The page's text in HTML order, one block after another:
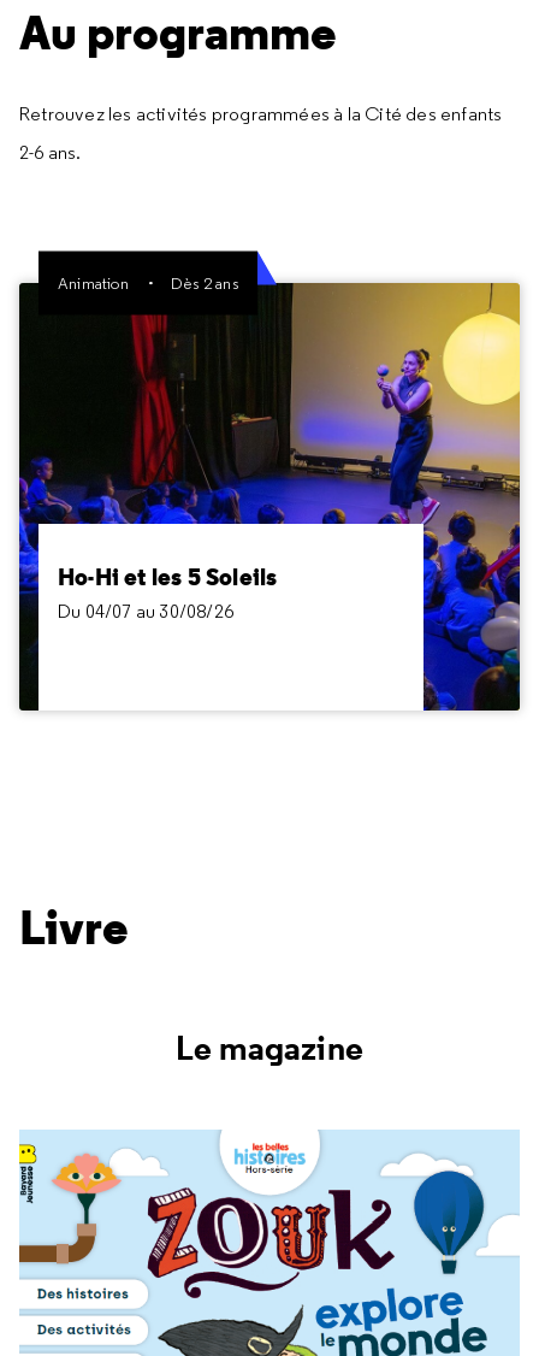
Au programme
Retrouvez les activités programmées à la Cité des enfants
2-6 ans.
Animation Dès 2 ans
Ho-Hi et les 5 Soleils
Du 04/07 au 30/08/26
Ho-Hi et les 5 Soleils
Du 04/07 au 30/08/26
Dès 2 ans
Un voyage dans l’espace qui entraîne les enfants
dans un monde imaginaire et poétique, tout en les
initiant à des notions scientifiques sur l'Univers et
des phénomènes célestes simples et observables.
Inclus dans le billet Cité des enfants 2-6 ans
Livre
Le magazine